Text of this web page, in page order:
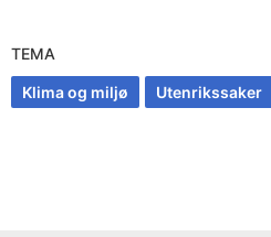
TEMA
Klima og miljø Utenrikssaker